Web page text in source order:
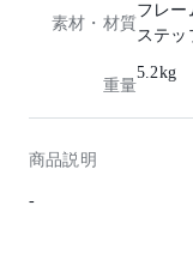
素材・材質
フレー
ステッ
重量
5.2kg
商品説明
-